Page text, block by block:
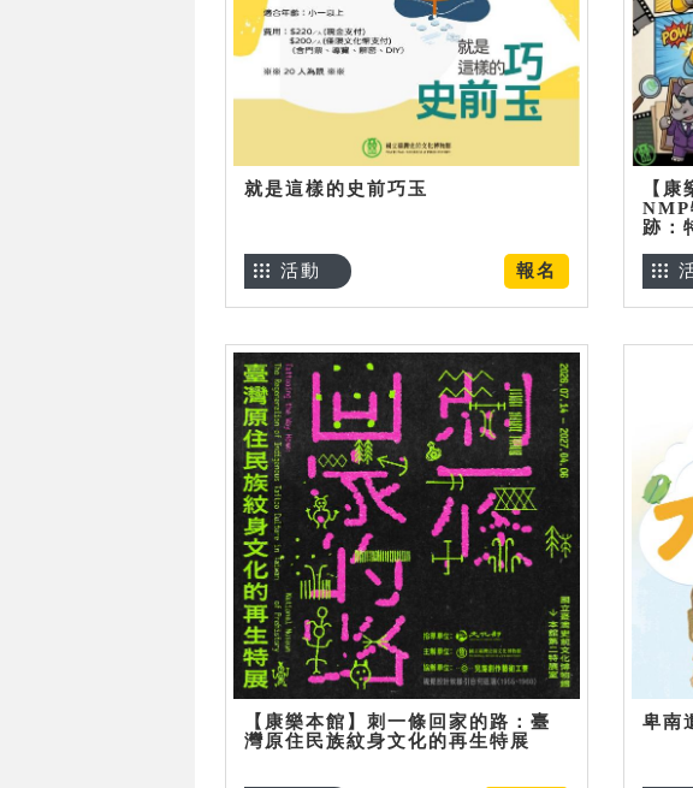
就是這樣的史前巧玉
報名
活動
【
NMP
跡：
【康樂本館】刺一條回家的路：臺
灣原住民族紋身文化的再生特展
卑南